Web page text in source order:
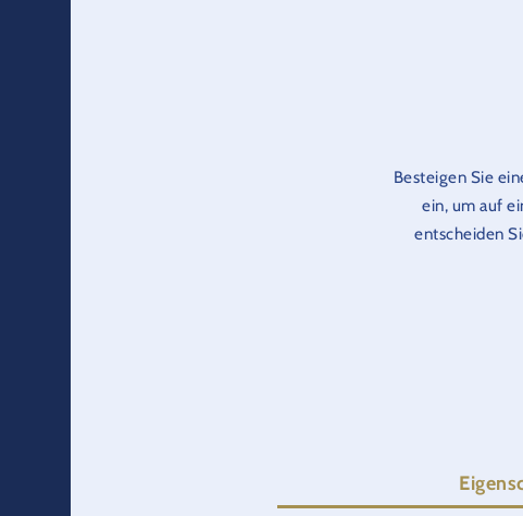
Besteigen Sie
ein, um auf
entscheiden